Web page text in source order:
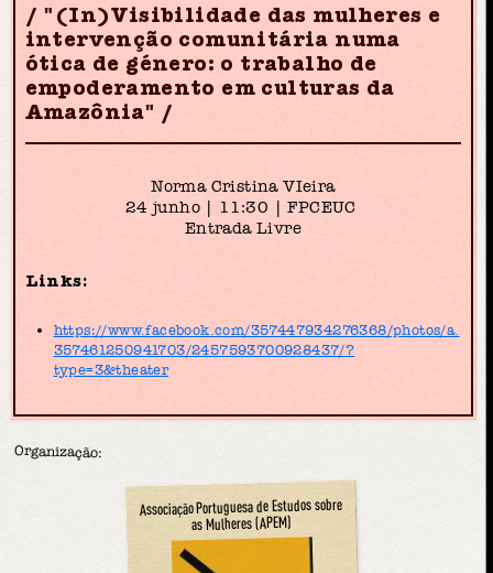
"(In)Visibilidade das mulheres e
intervenção comunitária numa
ótica de género: o trabalho de
empoderamento em culturas da
Amazônia"
Norma Cristina VIeira
24 junho | 11:30 | FPCEUC
Entrada Livre
Links:
https://www.facebook.com/357447934276368/photos/a.
357461250941703/2457593700928437/?
type=3&theater
Organização:
Associação Portuguesa de Estudos sobre
as Mulheres (APEM)